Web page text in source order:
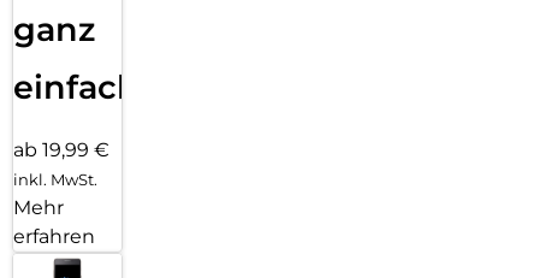
ganz
einfach
ab 19,99 €
inkl. MwSt.
Mehr
erfahren